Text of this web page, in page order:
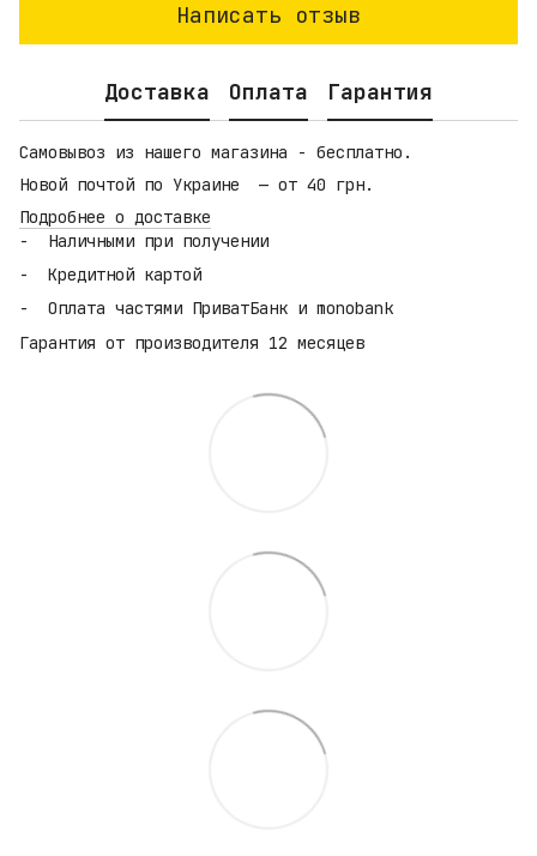
Написать отзыв
Доставка Оплата Гарантия
Самовывоз из нашего магазина - бесплатно.
Новой почтой по Украине — от 40 грн.
Подробнее о доставке
Наличными при получении
Кредитной картой
Оплата частями ПриватБанк и monobank
Гарантия от производителя 12 месяцев